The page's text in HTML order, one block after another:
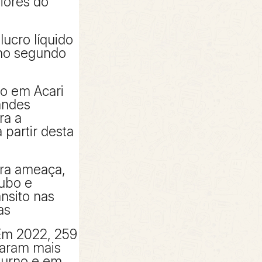
líquido
segundo
em Acari
a
partir desta
ameaça,
e
nas
2022, 259
mais